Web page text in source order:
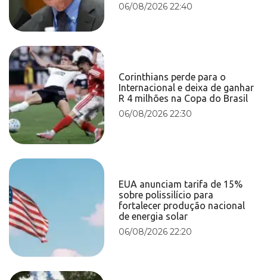
06/08/2026 22:40
Corinthians perde para o
Internacional e deixa de ganhar
R 4 milhões na Copa do Brasil
06/08/2026 22:30
EUA anunciam tarifa de 15%
sobre polissilício para
fortalecer produção nacional
de energia solar
06/08/2026 22:20